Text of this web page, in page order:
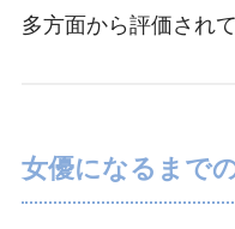
多方面から評価されて
女優になるまで